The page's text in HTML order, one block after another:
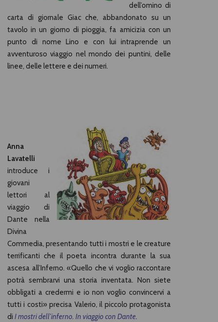
dell’omino di
carta di giornale Giac che, abbandonato su un
tavolo in un giorno di pioggia, fa amicizia con un
punto di nome Lino e con lui intraprende un
avventuroso viaggio nel mondo dei puntini, delle
linee, delle lettere e dei numeri.
Anna
Lavatelli
introduce i
giovani
lettori al
viaggio di
Dante nella
Divina
Commedia, presentando tutti i mostri e le creature
terrificanti che il poeta incontra durante la sua
ascesa all’Inferno. «Quello che vi voglio raccontare
potrà sembrarvi una storia inventata. Non siete
obbligati a credermi e io non voglio convincervi a
tutti i costi» precisa Valerio, il piccolo protagonista
di I mostri dell’inferno. In viaggio con Dante.